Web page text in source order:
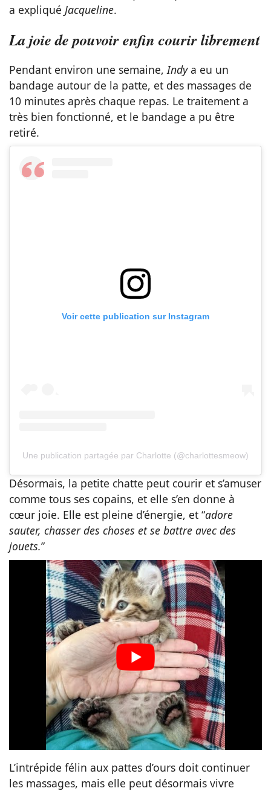
a expliqué Jacqueline.
La joie de pouvoir enfin courir librement
Pendant environ une semaine, Indya eu un
bandage autour de la patte, et des massages de
10 minutes après chaque repas. Le traitement a
très bien fonctionné, et le bandage a pu être
retiré.
Voir cette publication sur Instagram
Une publication partagée par Charlotte (@charlottesmeow)
Désormais, la petite chatte peut courir et s’amuser
comme tous ses copains, et elle s’en donne à
cœur joie. Elle est pleine d’énergie, et “adore
sauter, chasser des choses et se battre avec des
jouets.”
L’intrépide félin aux pattes d’ours doit continuer
les massages, mais elle peut désormais vivre